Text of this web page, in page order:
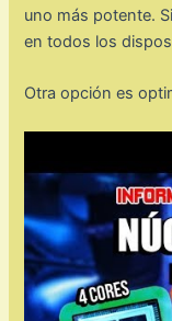
uno más potente.
en todos los
Otra opción es